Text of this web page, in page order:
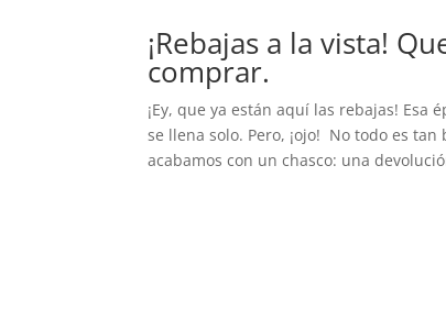
¡Rebajas a la vista!
comprar.
¡Ey, que ya están aquí las rebajas!
se llena solo. Pero, ¡ojo! No todo es
acabamos con un chasco: una